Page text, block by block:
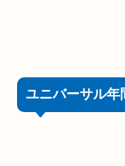
ユニバーサル年